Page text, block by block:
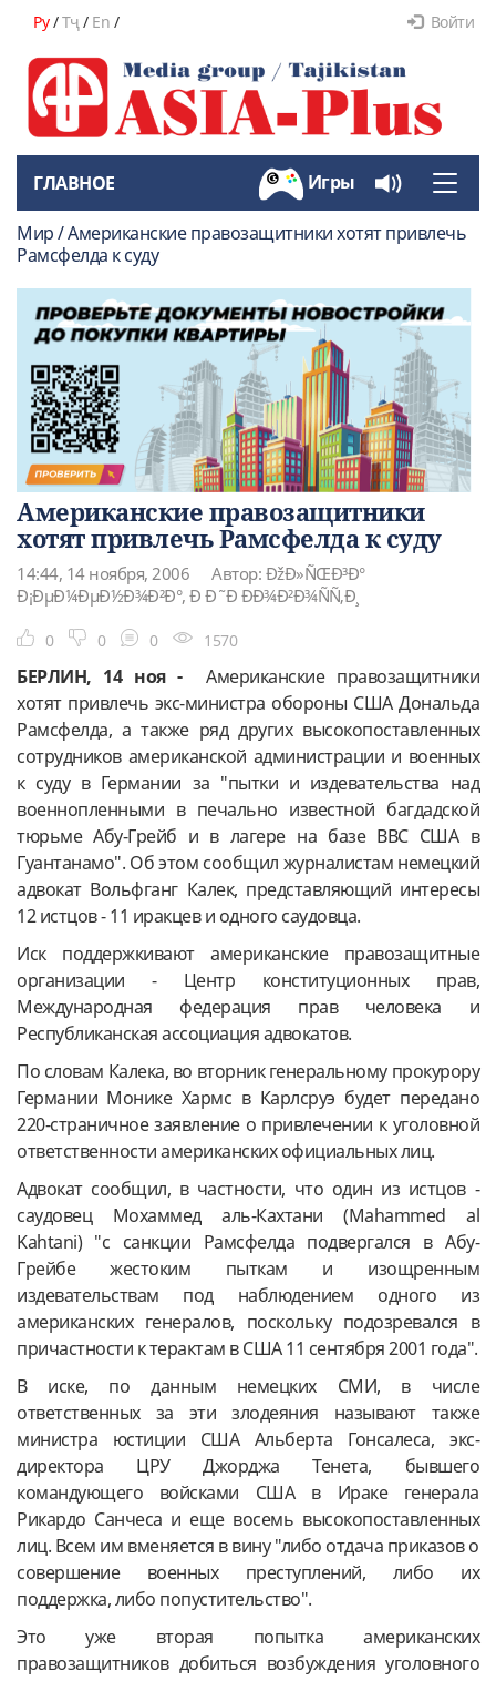
Ру/Тҷ/ En / Войти
Toggle
ГЛАВНОЕ Игры
Мир / Американские правозащитники хотят привлечь
Рамсфелда к суду
Американские правозащитники
хотят привлечь Рамсфелда к суду
14:44, 14 ноября, 2006
Автор: ÐžÐ»ÑŒÐ³Ð°
Ð¡ÐµÐ¼ÐµÐ½Ð¾Ð²Ð°, Ð Ð˜Ð ÐÐ¾Ð²Ð¾ÑÑ‚Ð¸
0 0 0 1570
БЕРЛИН, 14 ноя -Американские правозащитники
хотят привлечь экс-министра обороны США Дональда
Рамсфелда, а также ряд других высокопоставленных
сотрудников американской администрации и военных
к суду в Германии за "пытки и издевательства над
военнопленными в печально известной багдадской
тюрьме Абу-Грейб и в лагере на базе ВВС США в
Гуантанамо". Об этом сообщил журналистам немецкий
адвокат Вольфганг Калек, представляющий интересы
12 истцов - 11 иракцев и одного саудовца.
Иск поддержкивают американские правозащитные
организации - Центр конституционных прав,
Международная федерация прав человека и
Республиканская ассоциация адвокатов.
По словам Калека, во вторник генеральному прокурору
Германии Монике Хармс в Карлсруэ будет передано
220-страничное заявление о привлечении к уголовной
ответственности американских официальных лиц.
Адвокат сообщил, в частности, что один из истцов -
саудовец Мохаммед аль-Кахтани (Mahammed al
Kahtani) "с санкции Рамсфелда подвергался в Абу-
Грейбе жестоким пыткам и изощренным
издевательствам под наблюдением одного из
американских генералов, поскольку подозревался в
причастности к терактам в США 11 сентября 2001 года".
В иске, по данным немецких СМИ, в числе
ответственных за эти злодеяния называют также
министра юстиции США Альберта Гонсалеса, экс-
директора ЦРУ Джорджа Тенета, бывшего
командующего войсками США в Ираке генерала
Рикардо Санчеса и еще восемь высокопоставленных
лиц. Всем им вменяется в вину "либо отдача приказов о
совершение военных преступлений, либо их
поддержка, либо попустительство".
Это уже вторая попытка американских
правозащитников добиться возбуждения уголовного